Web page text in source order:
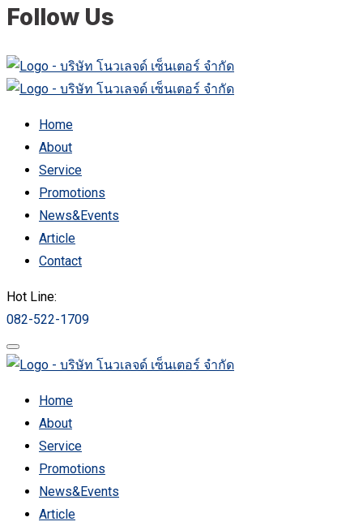
Follow Us
Home
About
Service
Promotions
News&Events
Article
Contact
Hot Line:
082-522-1709
Home
About
Service
Promotions
News&Events
Article